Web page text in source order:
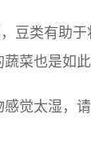
豆类有助
菜也是如此
觉太湿，